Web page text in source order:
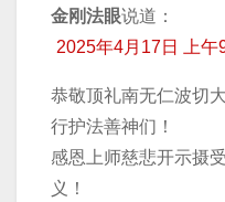
金刚法眼说道：
2025年4月17日 上午
恭敬顶礼南无仁波切
行护法善神们！
感恩上师慈悲开示摄
义！